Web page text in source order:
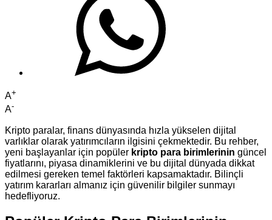
A+
A-
Kripto paralar, finans dünyasında hızla yükselen dijital
varlıklar olarak yatırımcıların ilgisini çekmektedir. Bu rehber,
yeni başlayanlar için popüler kripto para birimlerinin güncel
fiyatlarını, piyasa dinamiklerini ve bu dijital dünyada dikkat
edilmesi gereken temel faktörleri kapsamaktadır. Bilinçli
yatırım kararları almanız için güvenilir bilgiler sunmayı
hedefliyoruz.